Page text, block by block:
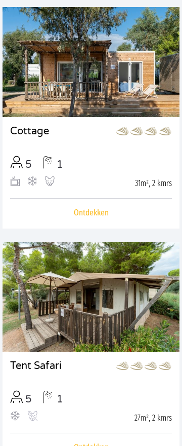
Cottage
5 1
31m², 2 kmrs
Ontdekken
Tent Safari
5 1
27m², 2 kmrs